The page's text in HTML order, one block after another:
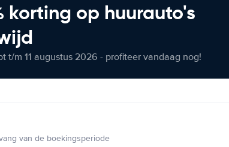
korting op huurauto's
t/m 11 augustus 2026 - profiteer vandaag nog!
van de boekingsperiode